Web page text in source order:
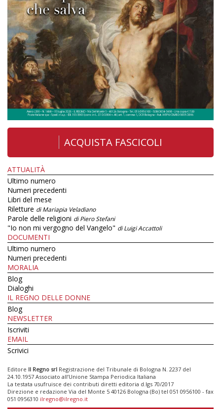
ACQUISTA FASCICOLI
ATTUALITÀ
Ultimo numero
Numeri precedenti
Libri del mese
Riletture di Mariapia Veladiano
Parole delle religioni di Piero Stefani
"Io non mi vergogno del Vangelo" di Luigi Accattoli
DOCUMENTI
Ultimo numero
Numeri precedenti
MORALIA
Blog
Dialoghi
IL REGNO DELLE DONNE
Blog
NEWSLETTER
Iscriviti
EMAIL
Scrivici
Editore Il Regno srl Registrazione del Tribunale di Bologna N. 2237 del
24.10.1957 Associato all’Unione Stampa Periodica Italiana
La testata usufruisce dei contributi diretti editoria d.lgs 70/2017
Direzione e redazione Via del Monte 5 40126 Bologna (Bo) tel 051 0956100 - fax
051 0956310 ilregno@ilregno.it